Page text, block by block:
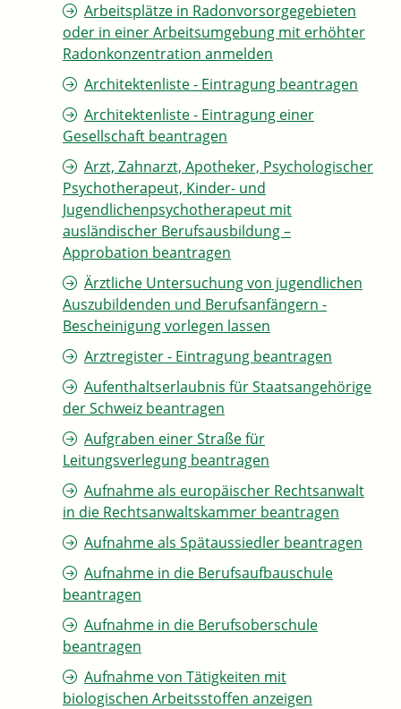
Arbeitsplätze in Radonvorsorgegebieten
oder in einer Arbeitsumgebung mit erhöhter
Radonkonzentration anmelden
Architektenliste - Eintragung beantragen
Architektenliste - Eintragung einer
Gesellschaft beantragen
Arzt, Zahnarzt, Apotheker, Psychologischer
Psychotherapeut, Kinder- und
Jugendlichenpsychotherapeut mit
ausländischer Berufsausbildung –
Approbation beantragen
Ärztliche Untersuchung von jugendlichen
Auszubildenden und Berufsanfängern -
Bescheinigung vorlegen lassen
Arztregister - Eintragung beantragen
Aufenthaltserlaubnis für Staatsangehörige
der Schweiz beantragen
Aufgraben einer Straße für
Leitungsverlegung beantragen
Aufnahme als europäischer Rechtsanwalt
in die Rechtsanwaltskammer beantragen
Aufnahme als Spätaussiedler beantragen
Aufnahme in die Berufsaufbauschule
beantragen
Aufnahme in die Berufsoberschule
beantragen
Aufnahme von Tätigkeiten mit
biologischen Arbeitsstoffen anzeigen